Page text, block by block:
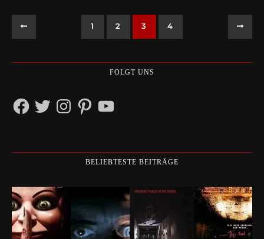
1 2 3 4
FOLGT UNS
Facebook
TwitterInstagramPinterestYouTube
BELIEBTESTE BEITRÄGE